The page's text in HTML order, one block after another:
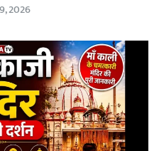
2026